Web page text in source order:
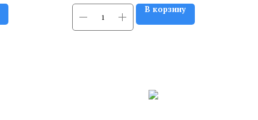
В корзину